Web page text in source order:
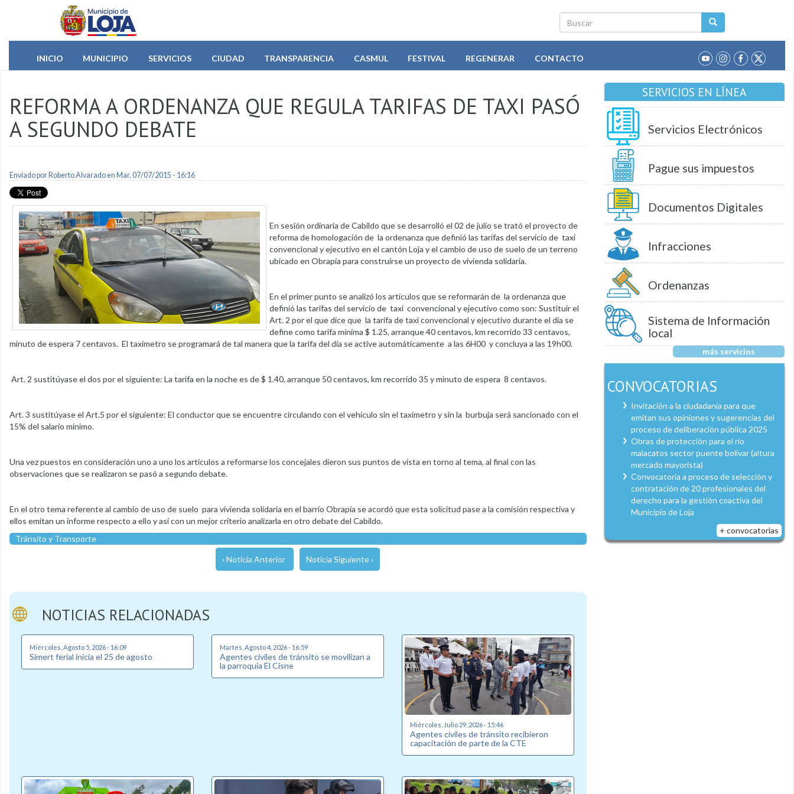
Pasar al contenido principal
Buscar
INICIO
MUNICIPIO SERVICIOS CIUDAD TRANSPARENCIA CASMUL FESTIVAL REGENERAR CONTACTO
REFORMA A ORDENANZA QUE REGULA TARIFAS DE TAXI PASÓ
A SEGUNDO DEBATE
Enviado por Roberto Alvaradoen Mar, 07/07/2015 - 16:16
En sesión ordinaria de Cabildo que se desarrolló el 02 de julio se trató el proyecto de
reforma de homologación de la ordenanza que definió las tarifas del servicio de taxi
convencional y ejecutivo en el cantón Loja y el cambio de uso de suelo de un terreno
ubicado en Obrapía para construirse un proyecto de vivienda solidaria.
En el primer punto se analizó los artículos que se reformarán de la ordenanza que
definió las tarifas del servicio de taxi convencional y ejecutivo como son: Sustituir el
Art. 2 por el que dice que la tarifa de taxi convencional y ejecutivo durante el día se
define como tarifa mínima $ 1.25, arranque 40 centavos, km recorrido 33 centavos,
minuto de espera 7 centavos. El taxímetro se programará de tal manera que la tarifa del día se active automáticamente a las 6H00 y concluya a las 19h00.
Art. 2 sustitúyase el dos por el siguiente: La tarifa en la noche es de $ 1.40, arranque 50 centavos, km recorrido 35 y minuto de espera 8 centavos.
Art. 3 sustitúyase el Art.5 por el siguiente: El conductor que se encuentre circulando con el vehículo sin el taxímetro y sin la burbuja será sancionado con el
15% del salario mínimo.
Una vez puestos en consideración uno a uno los artículos a reformarse los concejales dieron sus puntos de vista en torno al tema, al final con las
observaciones que se realizaron se pasó a segundo debate.
En el otro tema referente al cambio de uso de suelo para vivienda solidaria en el barrio Obrapía se acordó que esta solicitud pase a la comisión respectiva y
ellos emitan un informe respecto a ello y así con un mejor criterio analizarla en otro debate del Cabildo.
Tránsito y Transporte
‹ Noticia Anterior Noticia Siguiente ›
NOTICIAS RELACIONADAS
Miércoles, Agosto 5, 2026 - 16:09
Simert ferial inicia el 25 de agosto
Martes, Agosto 4, 2026 - 16:59
Agentes civiles de tránsito se movilizan a
la parroquia El Cisne
Miércoles, Julio 29, 2026 - 15:46
Agentes civiles de tránsito recibieron
capacitación de parte de la CTE
SERVICIOS EN LÍNEA
Servicios Electrónicos
Pague sus impuestos
Documentos Digitales
Infracciones
Ordenanzas
Sistema de Información
local
más servicios
CONVOCATORIAS
Invitación a la ciudadanía para que
emitan sus opiniones y sugerencias del
proceso de deliberación pública 2025
Obras de protección para el río
malacatos sector puente bolívar (altura
mercado mayorista)
Convocatoria a proceso de selección y
contratación de 20 profesionales del
derecho para la gestión coactiva del
Municipio de Loja
+ convocatorias